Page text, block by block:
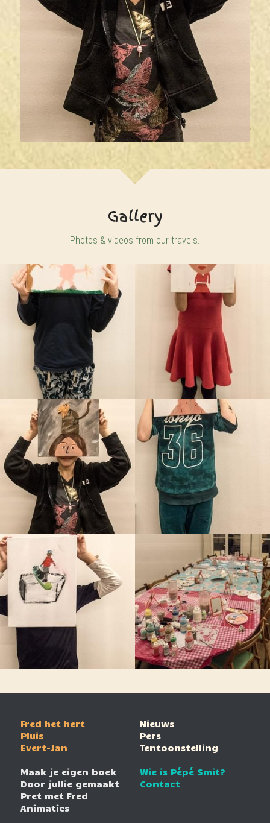
Gallery
Photos & videos from our travels.
Fred het hert
Pluis
Evert-Jan
Maak je eigen boek
Door jullie gemaakt
Pret met Fred
Animaties
Nieuws
Pers
Tentoonstelling
Wie is Pépé Smit?
Contact